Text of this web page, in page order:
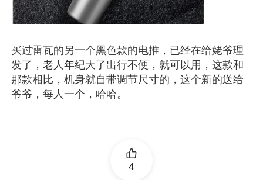
买过雷瓦的另一个黑色款的电推，已经在给姥爷理
发了，老人年纪大了出行不便，就可以用，这款和
那款相比，机身就自带调节尺寸的，这个新的送给
爷爷，每人一个，哈哈。
4